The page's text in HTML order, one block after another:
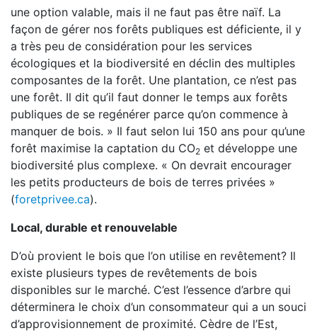
une option valable, mais il ne faut pas être naïf. La
façon de gérer nos forêts publiques est déficiente, il y
a très peu de considération pour les services
écologiques et la biodiversité en déclin des multiples
composantes de la forêt. Une plantation, ce n’est pas
une forêt. Il dit qu’il faut donner le temps aux forêts
publiques de se regénérer parce qu’on commence à
manquer de bois. » Il faut selon lui 150 ans pour qu’une
forêt maximise la captation du CO2 et développe une
biodiversité plus complexe. « On devrait encourager
les petits producteurs de bois de terres privées »
(foretprivee.ca).
Local, durable et renouvelable
D’où provient le bois que l’on utilise en revêtement? Il
existe plusieurs types de revêtements de bois
disponibles sur le marché. C’est l’essence d’arbre qui
déterminera le choix d’un consommateur qui a un souci
d’approvisionnement de proximité. Cèdre de l’Est,